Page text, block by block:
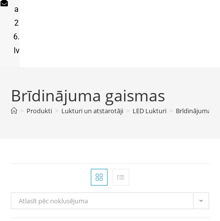
a
2
6.
lv
Brīdinājuma gaismas
> Produkti > Lukturi un atstarotāji > LED Lukturi > Brīdinājuma
Atlasīt pēc noklusējuma